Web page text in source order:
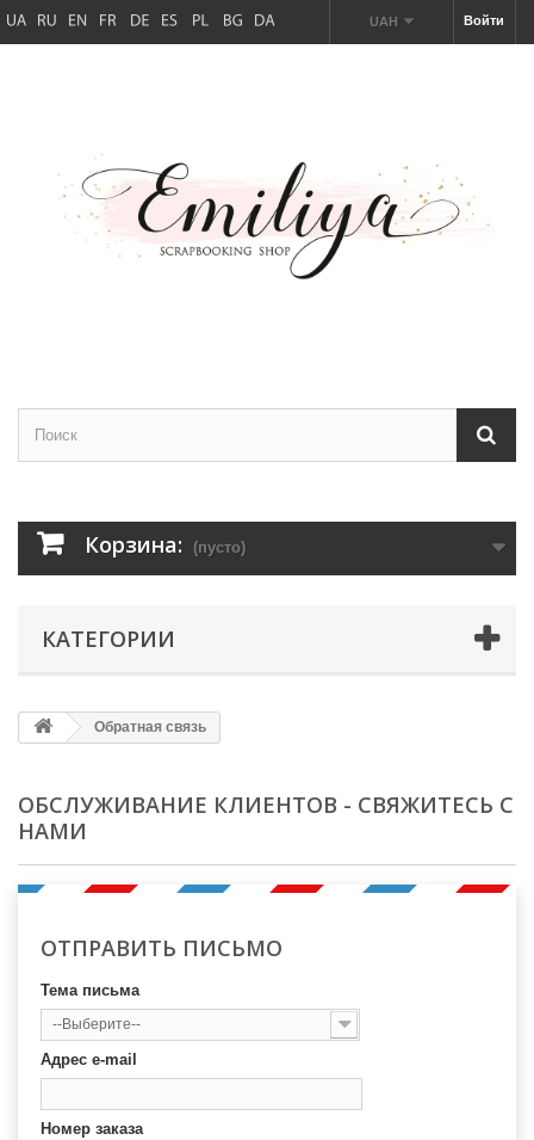
Войти
UAH
Корзина: (пусто)
КАТЕГОРИИ
Обратная связь
ОБСЛУЖИВАНИЕ КЛИЕНТОВ - СВЯЖИТЕСЬ С
НАМИ
ОТПРАВИТЬ ПИСЬМО
Тема письма
--Выберите--
Адрес e-mail
Номер заказа